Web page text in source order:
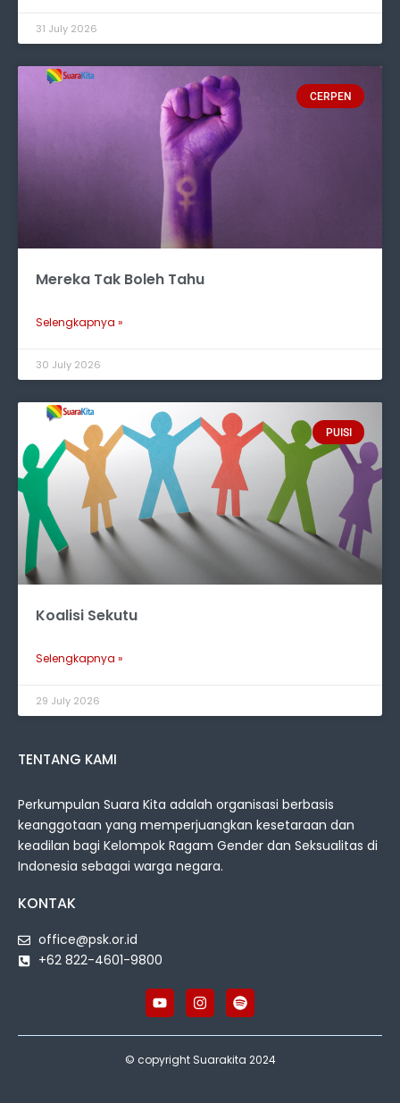
31 July 2026
CERPEN
Mereka Tak Boleh Tahu
Selengkapnya »
30 July 2026
PUISI
Koalisi Sekutu
Selengkapnya »
29 July 2026
TENTANG KAMI
Perkumpulan Suara Kita adalah organisasi berbasis
keanggotaan yang memperjuangkan kesetaraan dan
keadilan bagi Kelompok Ragam Gender dan Seksualitas di
Indonesia sebagai warga negara.
KONTAK
office@psk.or.id
+62 822-4601-9800
© copyright Suarakita 2024